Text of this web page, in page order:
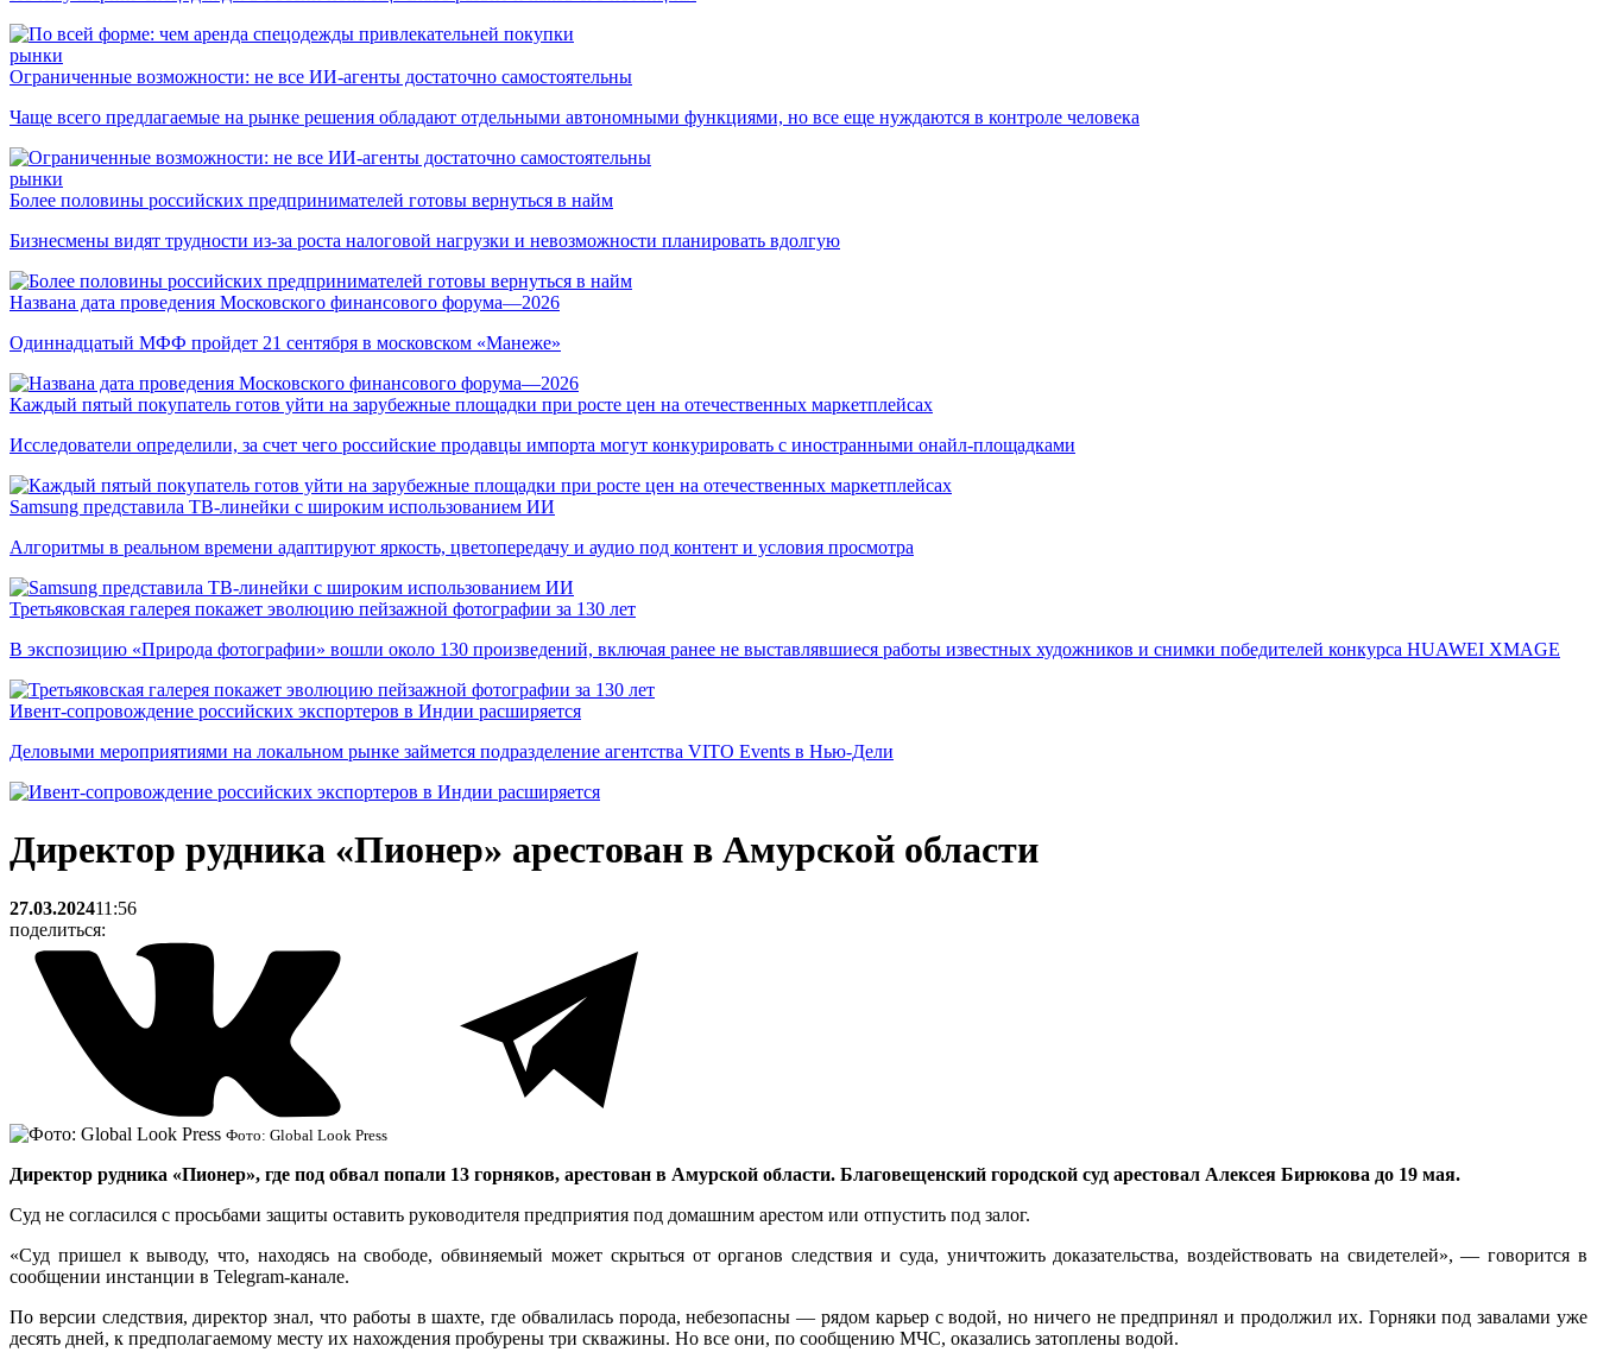
рынки
Ограниченные возможности: не все ИИ-агенты достаточно самостоятельны
Чаще всего предлагаемые на рынке решения обладают отдельными автономными функциями, но все еще нуждаются в контроле человека
рынки
Более половины российских предпринимателей готовы вернуться в найм
Бизнесмены видят трудности из-за роста налоговой нагрузки и невозможности планировать вдолгую
Названа дата проведения Московского финансового форума—2026
Одиннадцатый МФФ пройдет 21 сентября в московском «Манеже»
Каждый пятый покупатель готов уйти на зарубежные площадки при росте цен на отечественных маркетплейсах
Исследователи определили, за счет чего российские продавцы импорта могут конкурировать с иностранными онайл-площадками
Samsung представила ТВ-линейки с широким использованием ИИ
Алгоритмы в реальном времени адаптируют яркость, цветопередачу и аудио под контент и условия просмотра
Третьяковская галерея покажет эволюцию пейзажной фотографии за 130 лет
В экспозицию «Природа фотографии» вошли около 130 произведений, включая ранее не выставлявшиеся работы известных художников и снимки победителей конкурса HUAWEI XMAGE
Ивент-сопровождение российских экспортеров в Индии расширяется
Деловыми мероприятиями на локальном рынке займется подразделение агентства VITO Events в Нью-Дели
Директор рудника «Пионер» арестован в Амурской области
27.03.202411:56
поделиться:
Фото: Global Look Press
Директор рудника «Пионер», где под обвал попали 13 горняков, арестован в Амурской области. Благовещенский городской суд арестовал Алексея Бирюкова до 19 мая.
Суд не согласился с просьбами защиты оставить руководителя предприятия под домашним арестом или отпустить под залог.
«Суд пришел к выводу, что, находясь на свободе, обвиняемый может скрыться от органов следствия и суда, уничтожить доказательства, воздействовать на свидетелей», — говорится в
сообщении инстанции в Telegram-канале.
По версии следствия, директор знал, что работы в шахте, где обвалилась порода, небезопасны — рядом карьер с водой, но ничего не предпринял и продолжил их. Горняки под завалами уже
десять дней, к предполагаемому месту их нахождения пробурены три скважины. Но все они, по сообщению МЧС, оказались затоплены водой.